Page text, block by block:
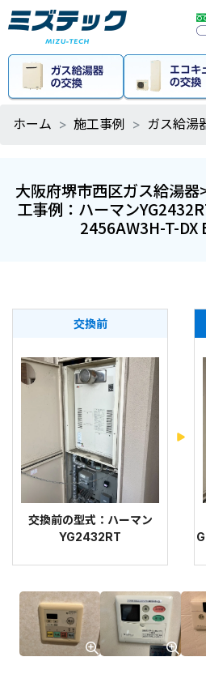
ホーム 施工事例 ガス給湯
大阪府堺市西区ガス給湯
工事例：ハーマン
2456AW3H-T-DX
交換前
交換前の型式：ハーマン
YG2432RT